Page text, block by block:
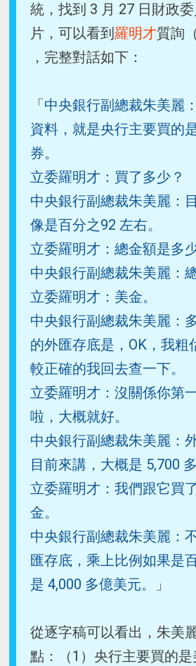
統，找到 3 月 27 日財政
片，可以看到羅明才質詢
，完整對話如下：
「中央銀行副總裁朱美麗
資料，就是央行主要買的
券。
立委羅明才：買了多少？
中央銀行副總裁朱美麗：
像是百分之92 左右。
立委羅明才：總金額是多
中央銀行副總裁朱美麗：
立委羅明才：美金。
中央銀行副總裁朱美麗：
的外匯存底是，OK，我粗
較正確的我回去查一下。
立委羅明才：沒關係你第
啦，大概就好。
中央銀行副總裁朱美麗：
目前來講，大概是 5,700
立委羅明才：我們跟它買
金。
中央銀行副總裁朱美麗：
匯存底，乘上比例如果是
是 4,000 多億美元。
」
從逐字稿可以看出，朱美
點：（1）央行主要買的是